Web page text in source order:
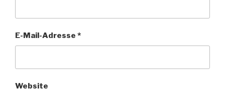
E-Mail-Adresse *
Website